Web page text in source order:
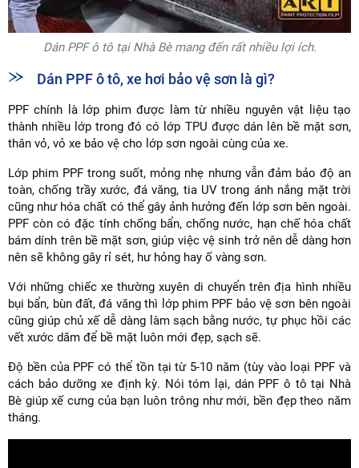
Dán PPF ô tô tại Nhà Bè mang đến rất nhiều lợi ích.
Dán PPF ô tô, xe hơi bảo vệ sơn là gì?
PPF chính là lớp phim được làm từ nhiều nguyên vật liệu tạo
thành nhiều lớp trong đó có lớp TPU được dán lên bề mặt sơn,
thân vỏ, vỏ xe bảo vệ cho lớp sơn ngoài cùng của xe.
Lớp phim PPF trong suốt, mỏng nhẹ nhưng vẫn đảm bảo độ an
toàn, chống trầy xước, đá văng, tia UV trong ánh nắng mặt trời
cũng như hóa chất có thể gây ảnh hưởng đến lớp sơn bên ngoài.
PPF còn có đặc tính chống bẩn, chống nước, hạn chế hóa chất
bám dính trên bề mặt sơn, giúp việc vệ sinh trở nên dễ dàng hơn
nên sẽ không gây rỉ sét, hư hỏng hay ố vàng sơn.
Với những chiếc xe thường xuyên di chuyển trên địa hình nhiều
bụi bẩn, bùn đất, đá văng thì lớp phim PPF bảo vệ sơn bên ngoài
cũng giúp chủ xế dễ dàng làm sạch bằng nước, tự phục hồi các
vết xước dăm để bề mặt luôn mới đẹp, sạch sẽ.
Độ bền của PPF có thể tồn tại từ 5-10 năm (tùy vào loại PPF và
cách bảo dưỡng xe định kỳ. Nói tóm lại, dán PPF ô tô tại Nhà
Bè giúp xế cưng của bạn luôn trông như mới, bền đẹp theo năm
tháng.